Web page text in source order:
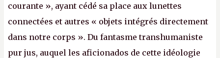
courante », ayant cédé sa place aux lunettes
connectées et autres « objets intégrés directement
dans notre corps ». Du fantasme transhumaniste
pur jus, auquel les aficionados de cette idéologie